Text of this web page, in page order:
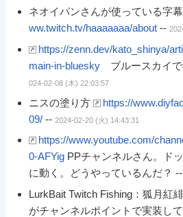
ネオイパンさんが使っている字
ww.twitch.tv/haaaaaaa/about --
https://zenn.dev/kato_shinya/
main-in-bluesky ブルースカイ
024-02-08 (木) 22:03:57
ニスの塗り方
https://
09/ -- 2024-02-20 (火) 14:43:31
https://www.youtube.com/
0-AFYig PPチャンネルさん。ド
に動く。どうやっているんだ？ --
LurkBait Twitch Fishing：狐月紅
がチャンネルポイントで実装し